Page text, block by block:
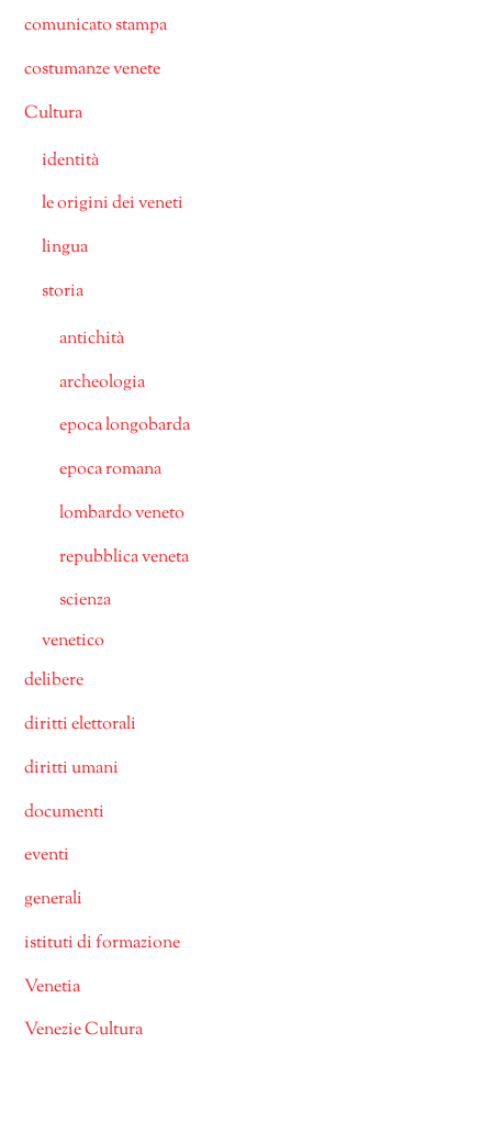
comunicato stampa
costumanze venete
Cultura
identità
le origini dei veneti
lingua
storia
antichità
archeologia
epoca longobarda
epoca romana
lombardo veneto
repubblica veneta
scienza
venetico
delibere
diritti elettorali
diritti umani
documenti
eventi
generali
istituti di formazione
Venetia
Venezie Cultura